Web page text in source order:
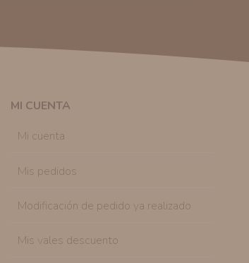
de comunicaciones comerciales
que esté debidamente
usted, corregirla y eliminarla, tal y
MI CUENTA
Mi cuenta
Mis pedidos
Modificación de pedido ya realizado
Mis vales descuento